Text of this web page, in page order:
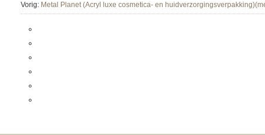
Vorig: Metal Planet (Acryl luxe cosmetica- en